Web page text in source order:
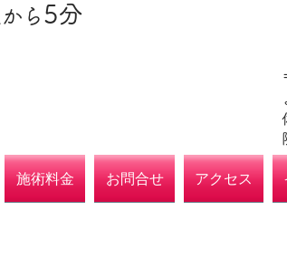
から 5分
施術料金 お問合せ アクセス